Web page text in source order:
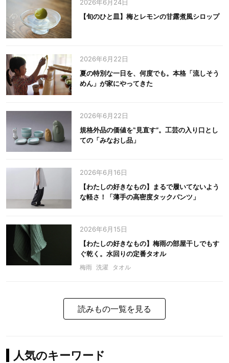
2026年6月24日
【旬のひと皿】梅とレモンの甘露煮風シロップ
2026年6月22日
夏の特別な一日を、何度でも。本格「流しそう
めん」が家にやってきた
2026年6月22日
規格外品の価値を‟見直す”。工芸の入り口とし
ての「みなおし品」
2026年6月16日
【わたしの好きなもの】まるで履いてないよう
な軽さ！「薄手の高密度タックパンツ」
2026年6月15日
【わたしの好きなもの】梅雨の部屋干しでもす
ぐ乾く。水回りの定番タオル
梅雨 洗濯 タオル
読みもの一覧を見る
人気のキーワード